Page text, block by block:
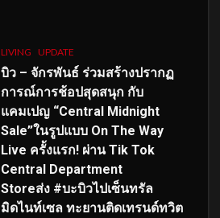
LIVING UPDATE
บิว – จักรพันธ์ ร่วมสร้างปรากฏ
การณ์การช้อปสุดสนุก กับ
แคมเปญ “Central Midnight
Sale”ในรูปแบบ On The Way
Live ครั้งแรก! ผ่าน Tik Tok
Central Department
Storeส่ง #บะบิวไปเซ็นทรัล
มิดไนท์เซล ทะยานติดเทรนด์ทวิต